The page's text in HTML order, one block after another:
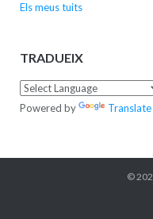
Els meus tuits
TRADUEIX
Powered by Translate
©